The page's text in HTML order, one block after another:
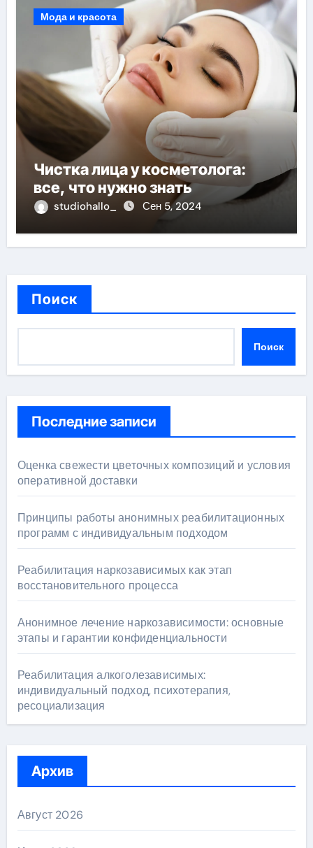
Мода и красота
Чистка лица у косметолога:
все, что нужно знать
studiohallo_ Сен 5, 2024
Поиск
Поиск
Последние записи
Оценка свежести цветочных композиций и условия
оперативной доставки
Принципы работы анонимных реабилитационных
программ с индивидуальным подходом
Реабилитация наркозависимых как этап
восстановительного процесса
Анонимное лечение наркозависимости: основные
этапы и гарантии конфиденциальности
Реабилитация алкоголезависимых:
индивидуальный подход, психотерапия,
ресоциализация
Архив
Август 2026